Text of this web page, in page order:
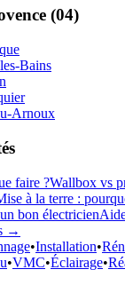
(04)
Bains
Arnoux
faire ?Wallbox vs
à la terre :
bon électricien
→
•Installation•
•VMC•Éclairage•